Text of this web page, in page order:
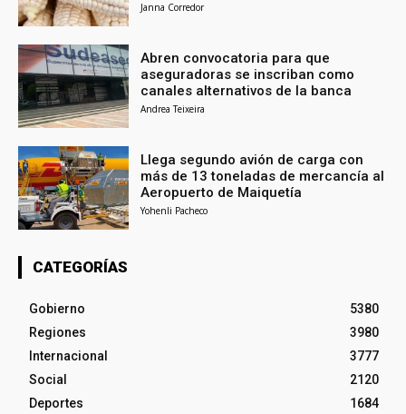
Janna Corredor
Abren convocatoria para que
aseguradoras se inscriban como
canales alternativos de la banca
Andrea Teixeira
Llega segundo avión de carga con
más de 13 toneladas de mercancía al
Aeropuerto de Maiquetía
Yohenli Pacheco
CATEGORÍAS
Gobierno
5380
Regiones
3980
Internacional
3777
Social
2120
Deportes
1684